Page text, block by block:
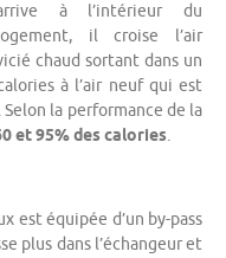
à l’intérieur du
il croise l’air
chaud sortant dans un
à l’air neuf qui est
la performance de la
et 95% des calories.
est équipée d’un by-pass
plus dans l’échangeur et